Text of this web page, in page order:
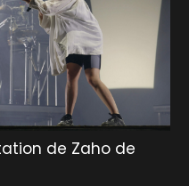
de Zaho de